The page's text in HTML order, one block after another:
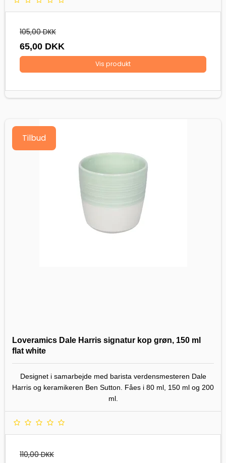
105,00 DKK
65,00 DKK
Vis produkt
Tilbud
Loveramics Dale Harris signatur kop grøn, 150 ml
flat white
Designet i samarbejde med barista verdensmesteren Dale
Harris og keramikeren Ben Sutton. Fåes i 80 ml, 150 ml og 200
ml.
110,00 DKK